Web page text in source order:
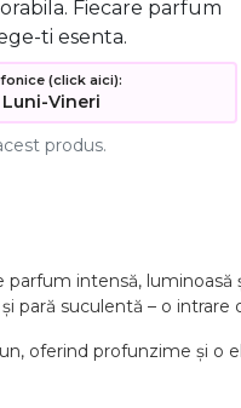
Fiecare parfum
ti esenta.
(click aici):
Vineri
produs.
intensă, luminoasă
suculentă – o intrare
oferind profunzime și o